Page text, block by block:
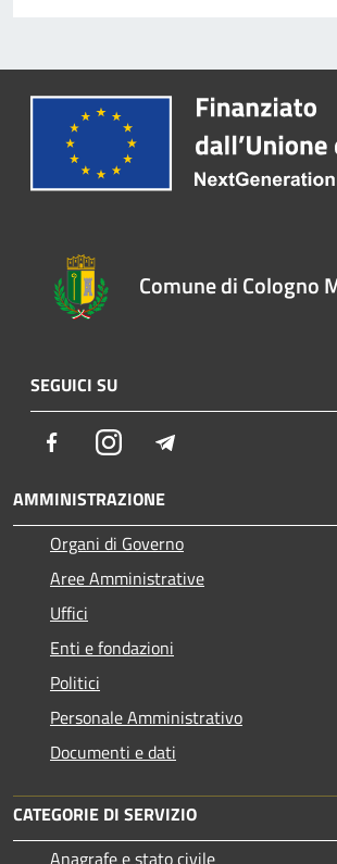
Comune di Cologno
SEGUICI SU
FacebookInstagram
AMMINISTRAZIONE
Organi di Governo
Aree Amministrative
Uffici
Enti e fondazioni
Politici
Personale Amministrativo
Documenti e dati
CATEGORIE DI SERVIZIO